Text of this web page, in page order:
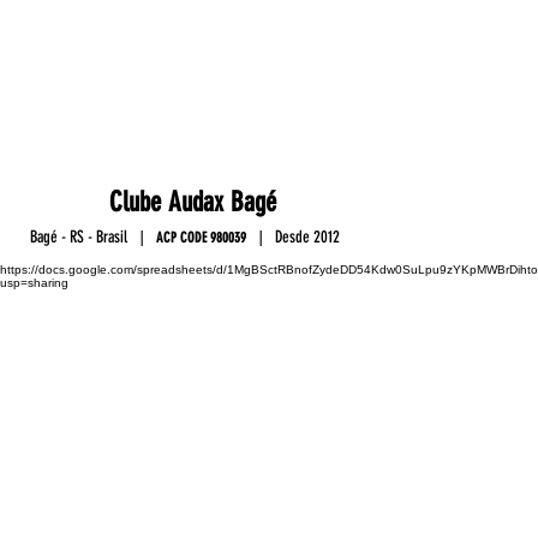
ClubeAudax Bagé
Bagé - RS - Brasil|ACP CODE980039 Desde 2012
https://docs.google.com/spreadsheets/d/
usp=sharing